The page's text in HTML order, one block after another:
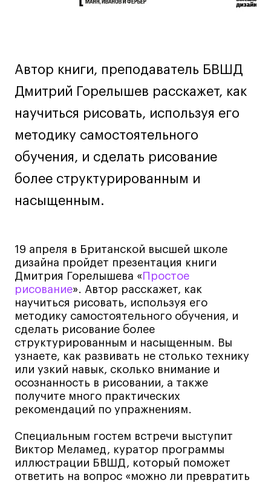
Маркетинг
Контент
Иллюстрация
Интерьер
Лайфстайл
Онлайн
Искусство
Фотография
Очно + онлайн
Все программы
Техникум
Специалист кино- и медиапродакшена
Графический дизайнер
Цифровой маркетолог
Коммерческий фотограф
Все программы
Автор книги, преподаватель БВШД
Дмитрий Горелышев расскажет, как
научиться рисовать, используя его
методику самостоятельного
обучения, и сделать рисование
более структурированным и
насыщенным.
19 апреля в Британской высшей школе
дизайна пройдет презентация книги
Дмитрия Горелышева « Простое
рисование». Автор расскажет, как
научиться рисовать, используя его
методику самостоятельного обучения, и
сделать рисование более
структурированным и насыщенным. Вы
узнаете, как развивать не столько технику
или узкий навык, сколько внимание и
осознанность в рисовании, а также
получите много практических
рекомендаций по упражнениям.
Специальным гостем встречи выступит
Виктор Меламед, куратор программы
иллюстрации БВШД, который поможет
ответить на вопрос «можно ли превратить